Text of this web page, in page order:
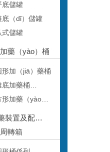
底儲罐
底（dǐ）儲罐
式儲罐
藥（yào）桶
形加（jiā）藥桶
底加藥桶
）
形加藥（yào）
裝置及配
件
轉箱